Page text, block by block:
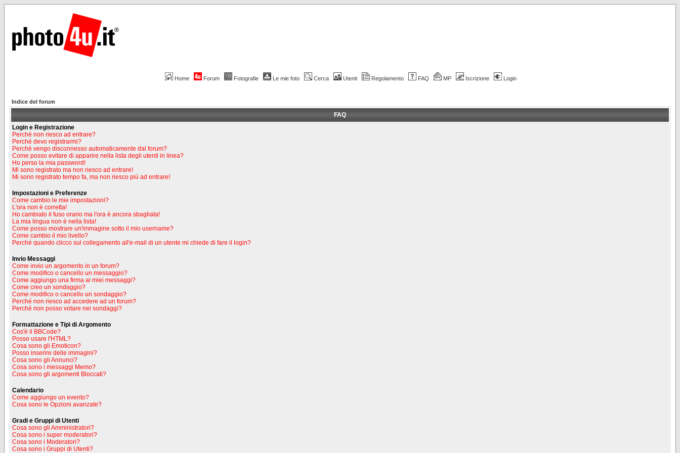
Home Forum Fotografie Le mie foto Cerca Utenti Regolamento FAQ MP Iscrizione Login
Indice del forum
FAQ
Login e Registrazione
Perché non riesco ad entrare?
Perché devo registrarmi?
Perchè vengo disconnesso automaticamente dal forum?
Come posso evitare di apparire nella lista degli utenti in linea?
Ho perso la mia password!
Mi sono registrato ma non riesco ad entrare!
Mi sono registrato tempo fa, ma non riesco più ad entrare!
Impostazioni e Preferenze
Come cambio le mie impostazioni?
L'ora non è corretta!
Ho cambiato il fuso orario ma l'ora è ancora sbagliata!
La mia lingua non è nella lista!
Come posso mostrare un'immagine sotto il mio username?
Come cambio il mio livello?
Perché quando clicco sul collegamento all'e-mail di un utente mi chiede di fare il login?
Invio Messaggi
Come invio un argomento in un forum?
Come modifico o cancello un messaggio?
Come aggiungo una firma ai miei messaggi?
Come creo un sondaggio?
Come modifico o cancello un sondaggio?
Perché non riesco ad accedere ad un forum?
Perché non posso votare nei sondaggi?
Formattazione e Tipi di Argomento
Cos'è il BBCode?
Posso usare l'HTML?
Cosa sono gli Emoticon?
Posso inserire delle immagini?
Cosa sono gli Annunci?
Cosa sono i messaggi Memo?
Cosa sono gli argomenti Bloccati?
Calendario
Come aggiungo un evento?
Cosa sono le Opzioni avanzate?
Gradi e Gruppi di Utenti
Cosa sono gli Amministratori?
Cosa sono i super moderatori?
Cosa sono i Moderatori?
Cosa sono i Gruppi di Utenti?